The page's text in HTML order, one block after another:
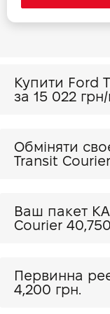
Купити Ford
за 15 022 грн/
Обміняти своє
Transit Courier
Ваш пакет КАСКО
Courier
Первинна
4,200 грн.